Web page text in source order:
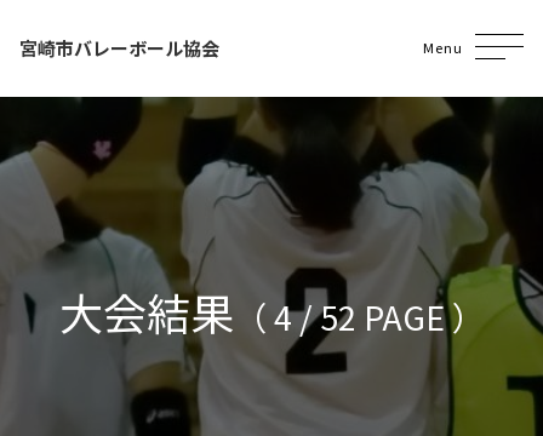
宮崎市バレーボール協会 Menu
大会結果 （ 4 / 52 PAGE ）